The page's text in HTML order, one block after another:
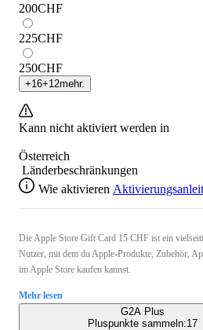
200CHF
225CHF
250CHF
+16+12mehr.
Kann nicht aktiviert werden in
Österreich
Länderbeschränkungen
Wie aktivieren
Die Apple Store Gift Card 15 CHF ist ein
Nutzer, mit dem du Apple-Produkte, Zubehör,
im Apple Store kaufen kannst.
Mehr lesen
G2A Plus
Pluspunkte sammeln:17